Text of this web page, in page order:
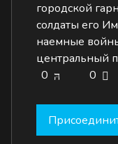
городской
солдаты его
наемные
центральный
0
0